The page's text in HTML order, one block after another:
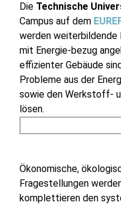
Die Technische
Campus auf dem
werden weiterbildende
mit Energie-bezug
effizienter Gebäude
Probleme aus der
sowie den Werkstoff-
lösen.
Ökonomische,
Fragestellungen
komplettieren den